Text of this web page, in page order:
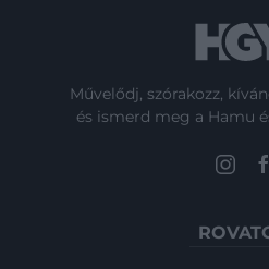
Művelődj, szórakozz,
és ismerd meg a Hamu